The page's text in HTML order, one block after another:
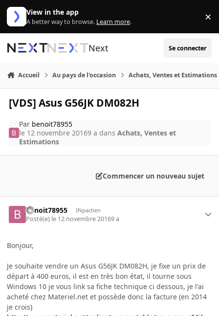
Aller au contenu
View in the app
A better way to browse. Learn more. ×
Next Se connecter
Accueil Au pays de l'occasion Achats, Ventes et Estimations
[VDS] Asus G56JK DM082H
Par benoit78955
le 12 novembre 20169 a dansAchats, Ventes et
Estimations
Commencer un nouveau sujet
benoit78955 INpactien
Posté(e) le 12 novembre 20169 a
Bonjour,
Je souhaite vendre un Asus G56JK DM082H, je fixe un prix de
départ à 400 euros, il est en très bon état, il tourne sous
Windows 10 je vous link sa fiche technique ci dessous, je l'ai
acheté chez Materiel.net et possède donc la facture (en 2014
je crois)